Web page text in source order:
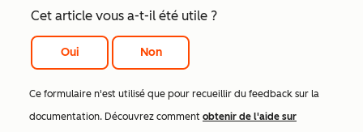
Cet article vous a-t-il été utile ?
Oui Non
Ce formulaire n'est utilisé que pour recueillir du feedback sur la
documentation. Découvrez comment obtenir de l'aide sur